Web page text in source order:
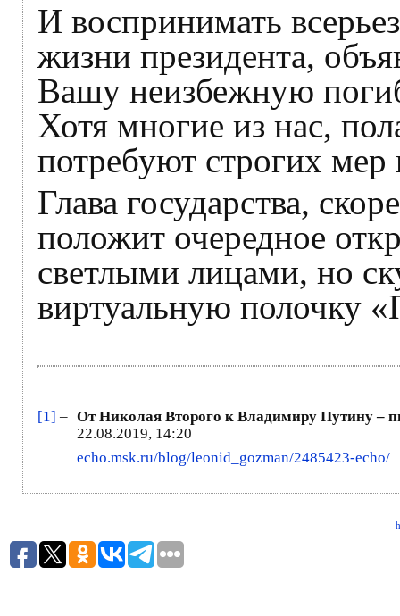
И воспринимать
жизни президента,
Вашу неизбежную
Хотя многие из нас,
потребуют строгих мер
Глава государства,
положит очередное
светлыми лицами, но
виртуальную полочку
[1] – От Николая Второго к Владимиру Путину –
22.08.2019, 14:20
echo.msk.ru/blog/leonid_gozman/2485423-echo/